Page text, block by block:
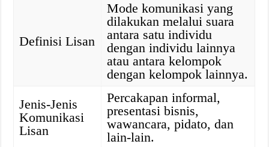
Definisi Lisan
Mode komunikasi yang
dilakukan melalui suara
antara satu individu
dengan individu lainnya
atau antara kelompok
dengan kelompok lainnya.
Jenis-Jenis
Komunikasi
Lisan
Percakapan informal,
presentasi bisnis,
wawancara, pidato, dan
lain-lain.